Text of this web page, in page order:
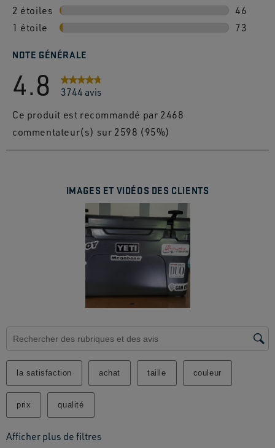
83 avis
2 étoiles étoiles
46
46 avis
1 étoile étoiles
73
NOTE GÉNÉRALE
4.8
3744 avis
Ce produit est recommandé par 2468
commentateur(s) sur 2598 (95%)
IMAGES ET VIDÉOS DES CLIENTS
Zone de recherche de sujet et d'avis
la satisfaction achat taille couleur
prix qualité
Afficher plus de filtres